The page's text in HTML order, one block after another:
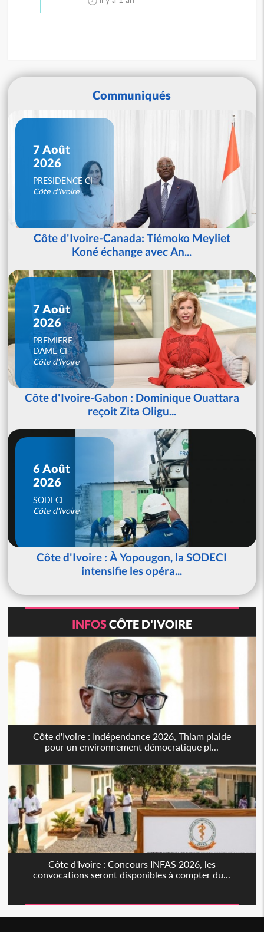
Communiqués
7 Août
2026
PRESIDENCE CI
Côte d'Ivoire
Côte d'Ivoire-Canada: Tiémoko Meyliet
Koné échange avec An...
7 Août
2026
PREMIERE
DAME CI
Côte d'Ivoire
Côte d'Ivoire-Gabon : Dominique Ouattara
reçoit Zita Oligu...
6 Août
2026
SODECI
Côte d'Ivoire
Côte d'Ivoire : À Yopougon, la SODECI
intensifie les opéra...
INFOSCÔTE D'IVOIRE
Côte d'Ivoire : Indépendance 2026, Thiam plaide
pour un environnement démocratique pl...
Côte d'Ivoire : Concours INFAS 2026, les
convocations seront disponibles à compter du...